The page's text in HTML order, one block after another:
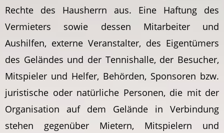
Rechte des Hausherrn aus. Eine Haftung des
Vermieters sowie dessen Mitarbeiter und
Aushilfen, externe Veranstalter, des Eigentümers
des Geländes und der Tennishalle, der Besucher,
Mitspieler und Helfer, Behörden, Sponsoren bzw.
juristische oder natürliche Personen, die mit der
Organisation auf dem Gelände in Verbindung
stehen gegenüber Mietern, Mitspielern und